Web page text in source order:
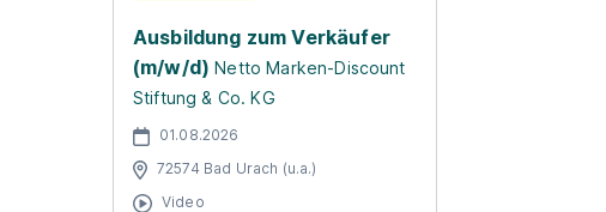
Ausbildung zum Verkäufer
(m/w/d) Netto Marken-Discount
Stiftung & Co. KG
01.08.2026
72574 Bad Urach (u.a.)
Video